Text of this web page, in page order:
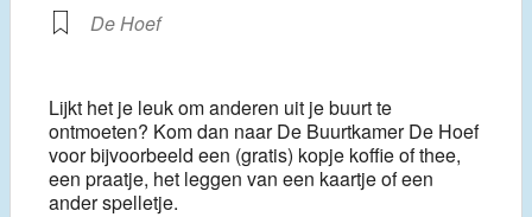
De Hoef
Lijkt het je leuk om anderen uit je buurt te
ontmoeten? Kom dan naar De Buurtkamer De Hoef
voor bijvoorbeeld een (gratis) kopje koffie of thee,
een praatje, het leggen van een kaartje of een
ander spelletje.